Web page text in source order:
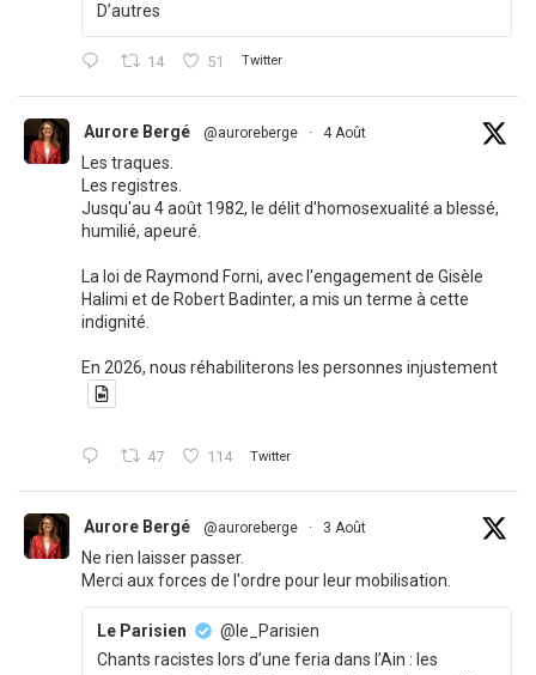
D’autres
14 51 Twitter
Aurore Bergé @auroreberge · 4 Août
Les traques.
Les registres.
Jusqu'au 4 août 1982, le délit d'homosexualité a blessé,
humilié, apeuré.
La loi de Raymond Forni, avec l'engagement de Gisèle
Halimi et de Robert Badinter, a mis un terme à cette
indignité.
En 2026, nous réhabiliterons les personnes injustement
47 114 Twitter
Aurore Bergé @auroreberge · 3 Août
Ne rien laisser passer.
Merci aux forces de l'ordre pour leur mobilisation.
Le Parisien
@le_Parisien
Chants racistes lors d’une feria dans l’Ain : les